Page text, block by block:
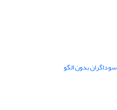
سوداگران بدون الگو